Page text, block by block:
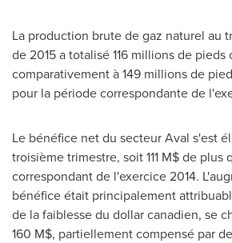
La production brute de gaz naturel au
de 2015 a totalisé 116 millions de pieds
comparativement à 149 millions de
pour la période correspondante de
Le bénéfice net du secteur Aval s'est
troisième trimestre, soit 111 M$ de plus
correspondant de l'exercice 2014.
bénéfice était principalement
de la faiblesse du dollar canadien, se
160 M$, partiellement compensé par